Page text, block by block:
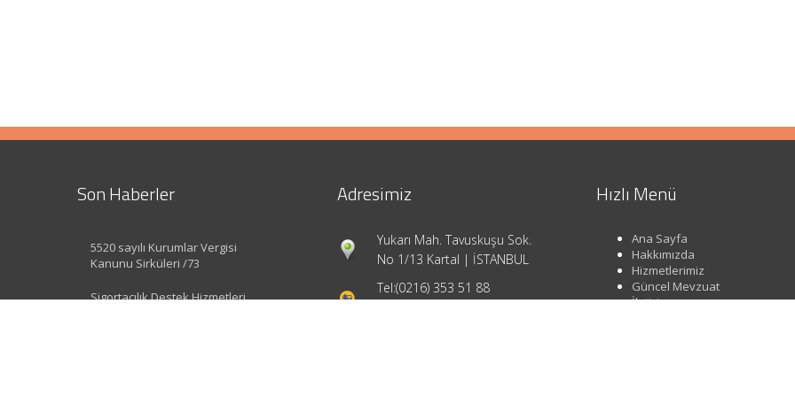
Son Haberler
5520 sayılı Kurumlar Vergisi
Kanunu Sirküleri /73
Sigortacılık Destek Hizmetleri
Adresimiz
Yukarı Mah. Tavuskuşu Sok.
No 1/13 Kartal | İSTANBUL
Tel:(0216) 353 51 88
Hızlı Menü
Ana Sayfa
Hakkımızda
Hizmetlerimiz
Güncel Mevzuat
İletişim